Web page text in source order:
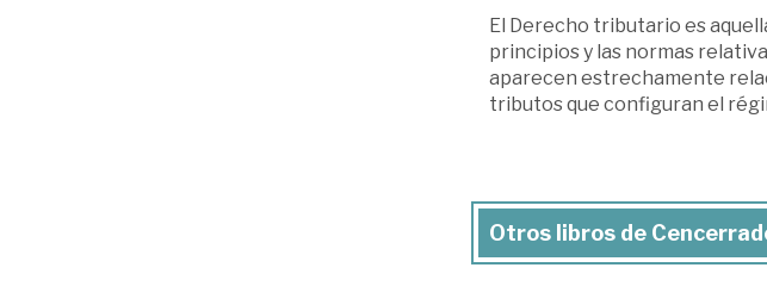
El Derecho tributario es
principios y las normas
aparecen estrechamente
tributos que configuran el
Otros libros de